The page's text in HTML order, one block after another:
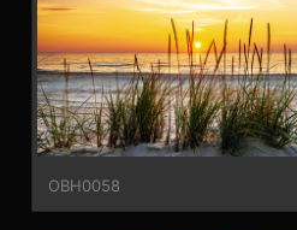
OBH0058